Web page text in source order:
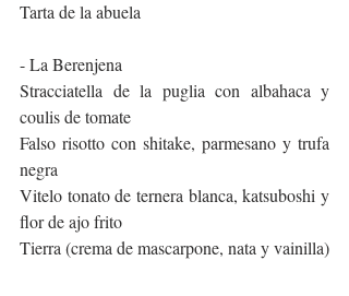
Tarta de la abuela
- La Berenjena
Stracciatella de la puglia con albahaca y
coulis de tomate
Falso risotto con shitake, parmesano y trufa
negra
Vitelo tonato de ternera blanca, katsuboshi y
flor de ajo frito
Tierra (crema de mascarpone, nata y vainilla)